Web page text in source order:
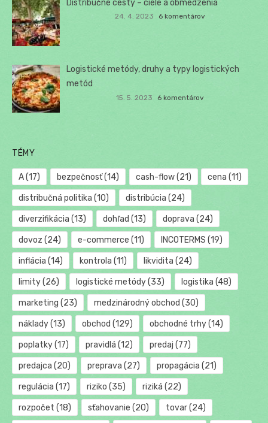
Distribučné cesty – ciele a obmedzenia
24. 4. 2023 6 komentárov
Logistické metódy, druhy a typy logistických
metód
15. 5. 2023 6 komentárov
TÉMY
A(17) bezpečnosť(14) cash-flow(21) cena (11)
distribučná politika (10) distribúcia (24)
diverzifikácia (13) dohľad (13) doprava (24)
dovoz (24) e-commerce (11) INCOTERMS (19)
inflácia (14) kontrola (11) likvidita (24)
limity(26) logistické metódy(33) logistika (48)
marketing (23) medzinárodný obchod (30)
náklady(13) obchod (129) obchodné trhy(14)
poplatky(17) pravidlá (12) predaj (77)
predajca (20) preprava (27) propagácia (21)
regulácia (17) riziko (35) riziká (22)
rozpočet (18) sťahovanie (20) tovar(24)